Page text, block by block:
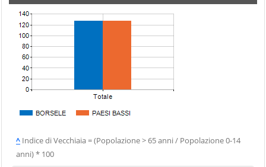
^ Indice di Vecchiaia = (Popolazione > 65 anni / Popolazione 0-14
anni) * 100